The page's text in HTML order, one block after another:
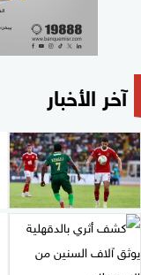
آخر الأخبار